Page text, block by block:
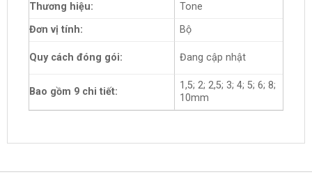
Thương hiệu:
Tone
Đơn vị tính:
Bộ
Quy cách đóng gói: Đang cập nhật
Bao gồm 9 chi tiết:
1,5; 2; 2,5; 3; 4; 5; 6; 8;
10mm